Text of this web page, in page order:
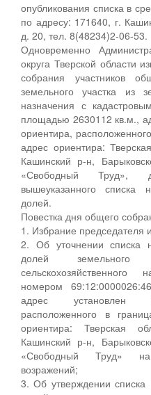
опубликования списка в
по адресу: 171640, г.
д. 20, тел. 8(48234)2-06-53.
Одновременно
округа Тверской области
собрания участников
земельного участка из
назначения с
площадью 2630112 кв.м.,
ориентира,
адрес ориентира:
Кашинский р-н,
«Свободный Труд»,
вышеуказанного списка
долей.
Повестка дня общего
1. Избрание председателя
2. Об уточнении списка
долей
номером
адрес установлен
расположенного в
ориентира: Тверская
Кашинский р-н,
«Свободный Труд»
возражений;
3. Об утверждении списка